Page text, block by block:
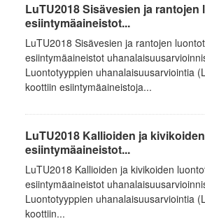
LuTU2018 Sisävesien ja
esiintymäaineistot...
LuTU2018 Sisävesien ja rantojen
esiintymäaineistot
Luontotyyppien uhanalaisuusarviointia
koottiin esiintymäaineistoja...
LuTU2018 Kallioiden ja
esiintymäaineistot...
LuTU2018 Kallioiden ja kivikoiden
esiintymäaineistot
Luontotyyppien uhanalaisuusarviointia
koottiin...